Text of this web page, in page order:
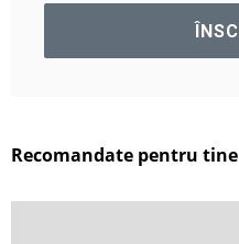
Recomandate pentru tine